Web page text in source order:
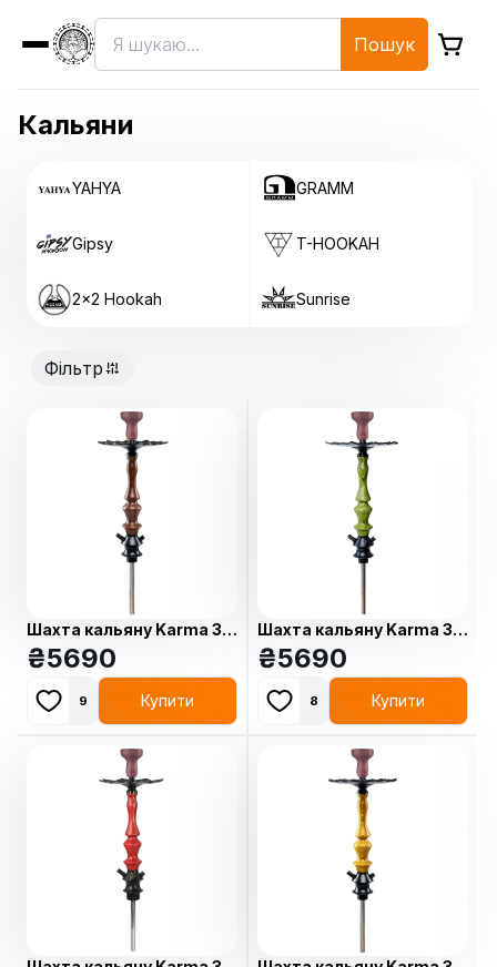
Пошук
Кальяни
YAHYA GRAMM
Gipsy T-HOOKAH
2x2 Hookah Sunrise
Фільтр
Шахта кальяну Karma 3.3
Brown
₴5690
9 Купити
Шахта кальяну Karma 3.3
Green
₴5690
8 Купити